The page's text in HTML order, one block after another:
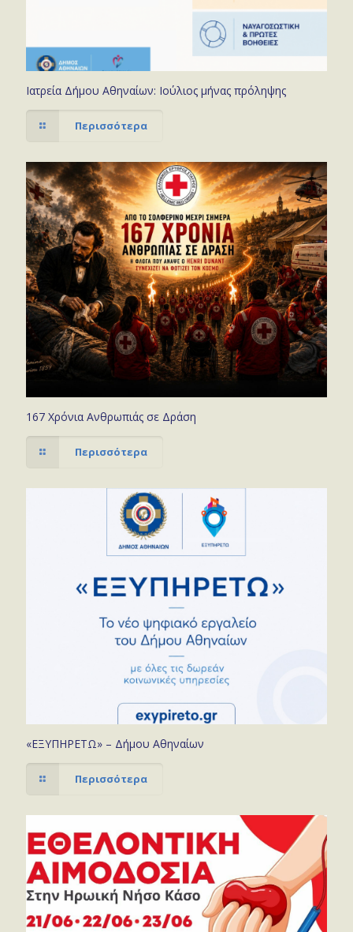
Ιατρεία Δήμου Αθηναίων: Ιούλιος μήνας πρόληψης
Περισσότερα
167 Χρόνια Ανθρωπιάς σε Δράση
Περισσότερα
«ΕΞΥΠΗΡΕΤΩ» – Δήμου Αθηναίων
Περισσότερα